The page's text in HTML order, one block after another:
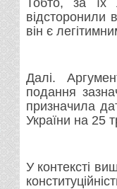
Тобто, за їх
відсторонили
він є
Далі.
подання
призначила
України на 25
У контексті